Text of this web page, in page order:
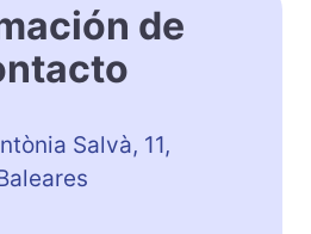
de
Salvà, 11,